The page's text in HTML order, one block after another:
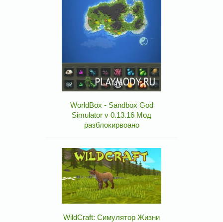
WorldBox - Sandbox God
Simulator v 0.13.16 Мод
разблокирвоано
WildCraft: Симулятор Жизни